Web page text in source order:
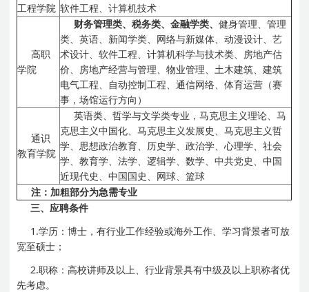
工程学院 软件工程、计算机技术
高职
学院
财务管理类、税务类、金融学类、健身管理、管理
类、英语、新闻学类、网络与新媒体、动漫设计、艺
术设计、软件工程、计算机科学与技术类、房地产估
价、房地产经营与管理、物业管理、土木建筑、建筑
电气工程、自动控制工程、通信网络、体育运营（赛
事，场馆运行方向）
通识
教育学院
英语类、哲学与文学类专业，马克思主义理论、马
克思主义中国化、马克思主义发展史、马克思主义哲
学、思想政治教育、历史学、政治学、心理学、社会
学、教育学、法学、逻辑学、数学、中共党史、中国
近现代史、中国国史、网球、篮球
注：加粗部分为急需专业
三、应聘条件
1.学历：博士，有行业工作经验或海外工作、学习背景者可放
宽至硕士；
2.职称：高校讲师及以上、行业背景具有中级及以上职称者优
先考虑。